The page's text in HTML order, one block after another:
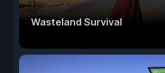
Wasteland Survival